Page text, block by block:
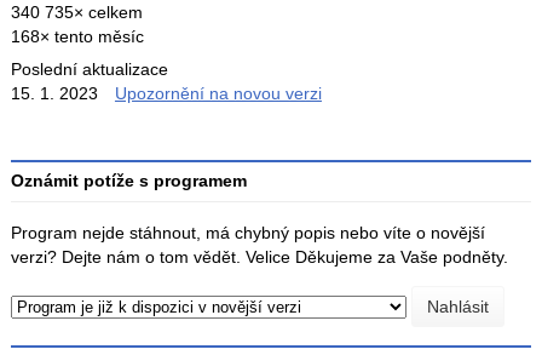
340 735× celkem
168× tento měsíc
Poslední aktualizace
15. 1. 2023
Upozornění na novou verzi
Oznámit potíže s programem
Program nejde stáhnout, má chybný popis nebo víte o novější
verzi? Dejte nám o tom vědět. Velice Děkujeme za Vaše podněty.